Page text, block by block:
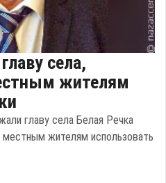
села,
жителям
главу села Белая Речка
местным жителям использовать